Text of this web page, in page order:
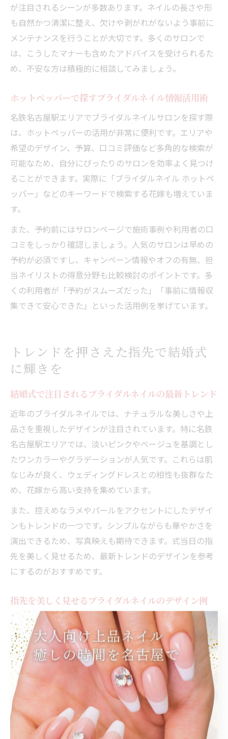
が注目されるシーンが多数あります。ネイルの長さや形
も自然かつ清潔に整え、欠けや剥がれがないよう事前に
メンテナンスを行うことが大切です。多くのサロンで
は、こうしたマナーも含めたアドバイスを受けられるた
め、不安な方は積極的に相談してみましょう。
ホットペッパーで探すブライダルネイル情報活用術
名鉄名古屋駅エリアでブライダルネイルサロンを探す際
は、ホットペッパーの活用が非常に便利です。エリアや
希望のデザイン、予算、口コミ評価など多角的な検索が
可能なため、自分にぴったりのサロンを効率よく見つけ
ることができます。実際に「ブライダルネイル ホットペ
ッパー」などのキーワードで検索する花嫁も増えていま
す。
また、予約前にはサロンページで施術事例や利用者の口
コミをしっかり確認しましょう。人気のサロンは早めの
予約が必須ですし、キャンペーン情報やオフの有無、担
当ネイリストの得意分野も比較検討のポイントです。多
くの利用者が「予約がスムーズだった」「事前に情報収
集できて安心できた」といった活用例を挙げています。
トレンドを押さえた指先で結婚式
に輝きを
結婚式で注目されるブライダルネイルの最新トレンド
近年のブライダルネイルでは、ナチュラルな美しさや上
品さを重視したデザインが注目されています。特に名鉄
名古屋駅エリアでは、淡いピンクやベージュを基調とし
たワンカラーやグラデーションが人気です。これらは肌
なじみが良く、ウェディングドレスとの相性も抜群なた
め、花嫁から高い支持を集めています。
また、控えめなラメやパールをアクセントにしたデザイ
ンもトレンドの一つです。シンプルながらも華やかさを
演出できるため、写真映えも期待できます。式当日の指
先を美しく見せるため、最新トレンドのデザインを参考
にするのがおすすめです。
指先を美しく見せるブライダルネイルのデザイン例
ブライダルネイルの代表的なデザインには、肌を美しく
引き立てるシアーカラーや、繊細なグラデーションがあ
ります。名鉄名古屋駅周辺でも、これらのデザインはサ
ロンで多く取り扱われており、幅広い年代の花嫁に選ば
れています。
例えば、ベージュのワンカラーに控えめなラメを重ねた
り、ラインストーンをワンポイントであしらうことで、
上品さと華やかさを両立できます。フレンチネイルやオ